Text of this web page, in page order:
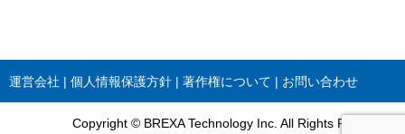
運営会社 個人情報保護方針 著作権について お問い合わせ
Copyright © BREXA Technology Inc. All Rights Reserved.